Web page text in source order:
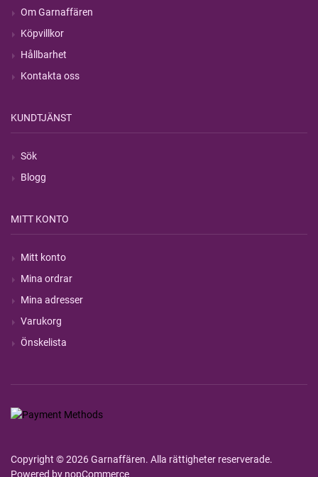
Om Garnaffären
Köpvillkor
Hållbarhet
Kontakta oss
KUNDTJÄNST
Sök
Blogg
MITT KONTO
Mitt konto
Mina ordrar
Mina adresser
Varukorg
Önskelista
Copyright © 2026 Garnaffären. Alla rättigheter reserverade.
Powered by nopCommerce